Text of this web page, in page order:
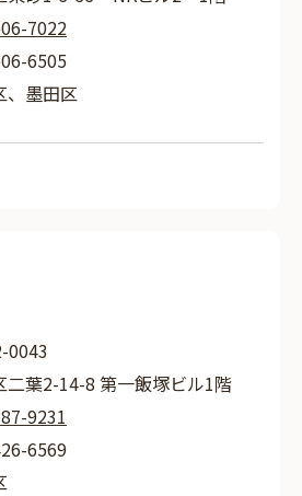
7022
6505
、墨田区
0043
二葉2-14-8 第一飯塚ビル1階
9231
6569